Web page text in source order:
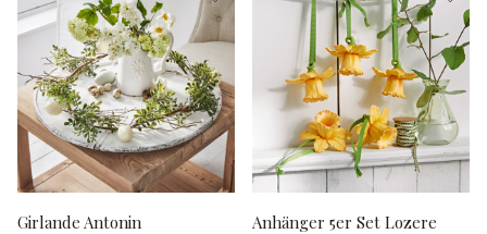
Girlande Antonin Anhänger 5er Set Lozere